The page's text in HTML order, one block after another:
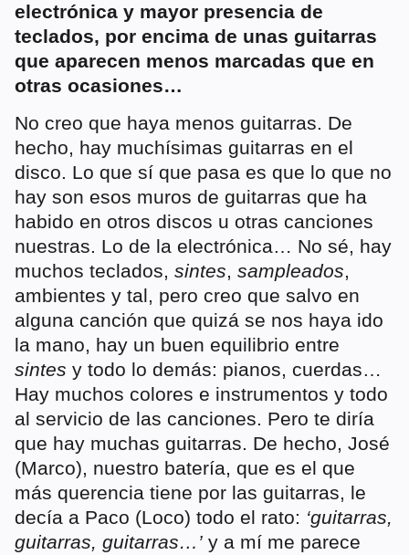
electrónica y mayor presencia de
teclados, por encima de unas guitarras
que aparecen menos marcadas que en
otras ocasiones…
No creo que haya menos guitarras. De
hecho, hay muchísimas guitarras en el
disco. Lo que sí que pasa es que lo que no
hay son esos muros de guitarras que ha
habido en otros discos u otras canciones
nuestras. Lo de la electrónica… No sé, hay
muchos teclados, sintes, sampleados,
ambientes y tal, pero creo que salvo en
alguna canción que quizá se nos haya ido
la mano, hay un buen equilibrio entre
sintes y todo lo demás: pianos, cuerdas…
Hay muchos colores e instrumentos y todo
al servicio de las canciones. Pero te diría
que hay muchas guitarras. De hecho, José
(Marco), nuestro batería, que es el que
más querencia tiene por las guitarras, le
decía a Paco (Loco) todo el rato: ‘guitarras,
guitarras, guitarras…’ y a mí me parece